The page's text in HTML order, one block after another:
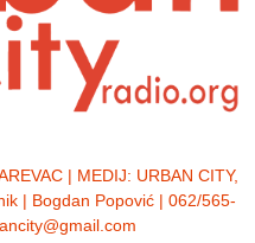
| MEDIJ: URBAN CITY,
| Bogdan Popović | 062/565-